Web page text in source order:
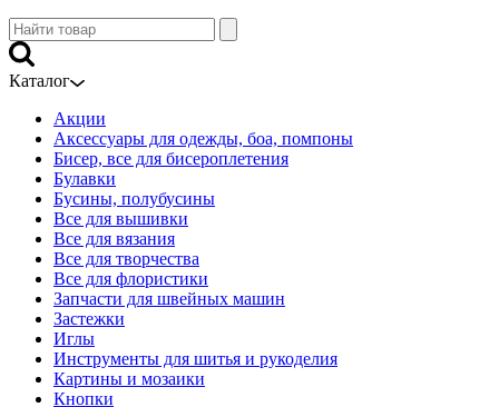
Каталог
Акции
Аксессуары для одежды, боа, помпоны
Бисер, все для бисероплетения
Булавки
Бусины, полубусины
Все для вышивки
Все для вязания
Все для творчества
Все для флористики
Запчасти для швейных машин
Застежки
Иглы
Инструменты для шитья и рукоделия
Картины и мозаики
Кнопки